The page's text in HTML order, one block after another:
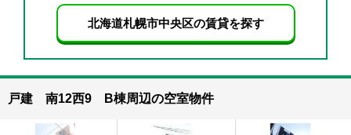
北海道札幌市中央区の賃貸を探す
戸建 南12西9 B棟周辺の空室物件